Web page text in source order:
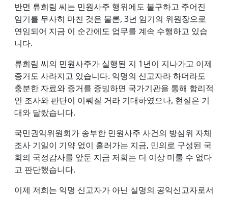
반면 류희림 씨는 민원사주 행위에도 불구하고 주어진
임기를 무사히 마친 것은 물론, 3년 임기의 위원장으로
연임되어 지금 이 순간에도 업무를 계속 수행하고 있습
니다.
류희림 씨의 민원사주가 실행된 지 1년이 지나가고 이제
증거도 사라지고 있습니다. 익명의 신고자라 하더라도
충분한 자료와 증거를 증빙하면 국가기관을 통해 합리적
인 조사와 판단이 이뤄질 거라 기대하였으나, 현실은 기
대와 달랐습니다.
국민권익위원회가 송부한 민원사주 사건의 방심위 자체
조사 기일이 기약 없이 흘러가는 지금, 민의로 구성된 국
회의 국정감사를 앞둔 지금 저희는 더 이상 미룰 수 없다
고 판단했습니다.
이제 저희는 익명 신고자가 아닌 실명의 공익신고자로서